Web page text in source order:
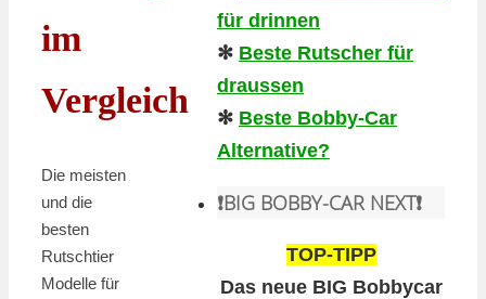
im
Vergleich
Die meisten
und die
besten
Rutschtier
Modelle für
für drinnen
✻ Beste Rutscher für
draussen
✻ Beste Bobby-Car
Alternative?
❗️BIG BOBBY-CAR NEXT❗️
TOP-TIPP
Das neue BIG Bobbycar